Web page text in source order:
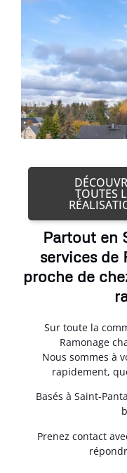
TOUTES
Partout en
services de
proche de
Sur toute la
Ramonage
Nous sommes à
rapidement,
Basés à Saint-
Prenez contact